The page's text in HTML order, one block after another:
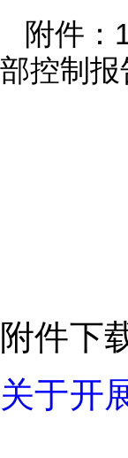
附件：
部控制报
附件下
关于开